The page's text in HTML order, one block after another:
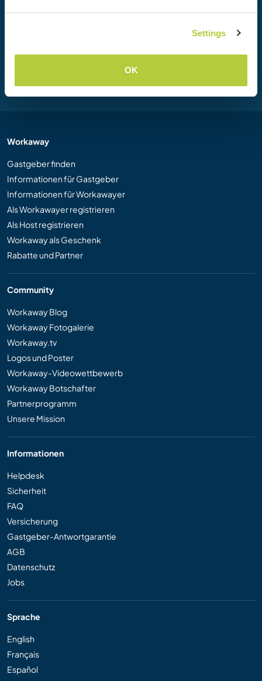
Settings
OK
Registrieren
Workaway
Gastgeber finden
Informationen für Gastgeber
Informationen für Workawayer
Als Workawayer registrieren
Als Host registrieren
Workaway als Geschenk
Rabatte und Partner
Community
Workaway Blog
Workaway Fotogalerie
Workaway.tv
Logos und Poster
Workaway-Videowettbewerb
Workaway Botschafter
Partnerprogramm
Unsere Mission
Informationen
Helpdesk
Sicherheit
FAQ
Versicherung
Gastgeber-Antwortgarantie
AGB
Datenschutz
Jobs
Sprache
English
Français
Español